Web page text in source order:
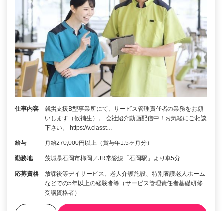
仕事内容
就労支援B型事業所にて、サービス管理責任者の業務をお願
いします（候補生）。 会社紹介動画配信中！お気軽にご相談
下さい。 https://v.classt…
給与 月給270,000円以上（賞与年1.5ヶ月分）
勤務地 茨城県石岡市柿岡／JR常磐線「石岡駅」より車5分
応募資格
放課後等デイサービス、老人介護施設、特別養護老人ホーム
などでの5年以上の経験者等（サービス管理責任者基礎研修
受講資格者）